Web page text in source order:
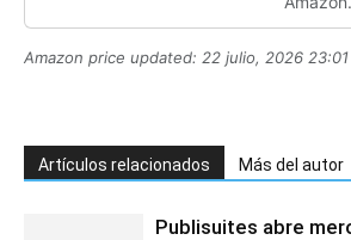
Amazon price updated: 22 julio, 2026 23:01
Artículos relacionados Más del autor
Publisuites abre